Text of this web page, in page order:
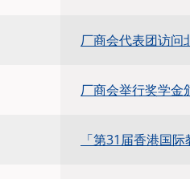
厂商会代表团访问
厂商会举行奖学金
「第31届香港国